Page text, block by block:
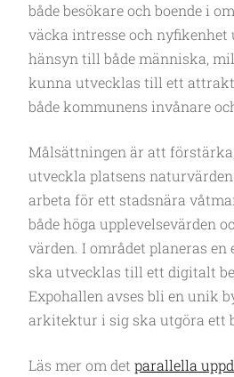
både besökare och boende i
väcka intresse och nyfikenhet
hänsyn till både människa,
kunna utvecklas till ett
både kommunens invånare
Målsättningen är att
utveckla platsens
arbeta för ett stadsnära
både höga upplevelsevärden
värden. I området planeras en
ska utvecklas till ett digitalt
Expohallen avses bli en unik
arkitektur i sig ska utgöra ett
Läs mer om det parallella